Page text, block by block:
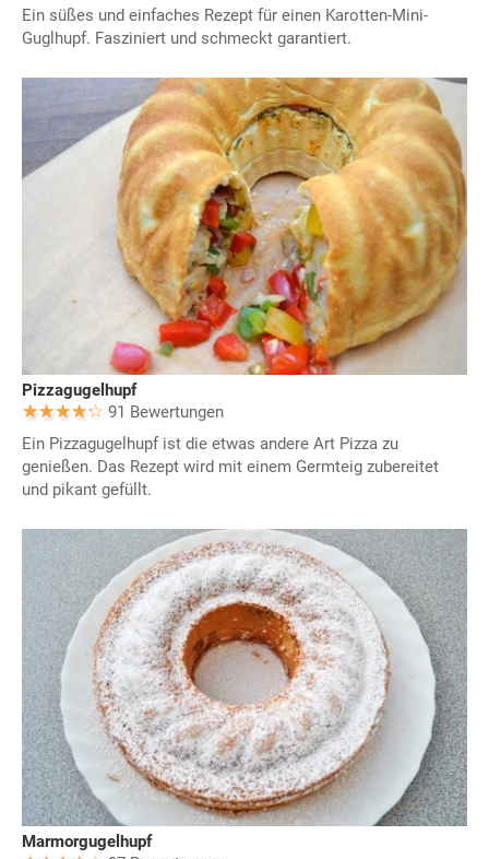
Ein süßes und einfaches Rezept für einen Karotten-Mini-
Guglhupf. Fasziniert und schmeckt garantiert.
Pizzagugelhupf
91 Bewertungen
Ein Pizzagugelhupf ist die etwas andere Art Pizza zu
genießen. Das Rezept wird mit einem Germteig zubereitet
und pikant gefüllt.
Marmorgugelhupf